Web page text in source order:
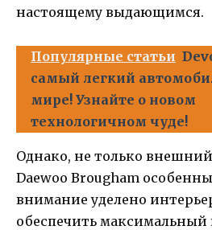
настоящему выдающимся.
Популярные статьи
самый легкий
мире! Узнайте о новом
технологичном чуде!
Однако, не только внешний
Daewoo Brougham
внимание уделено
обеспечить